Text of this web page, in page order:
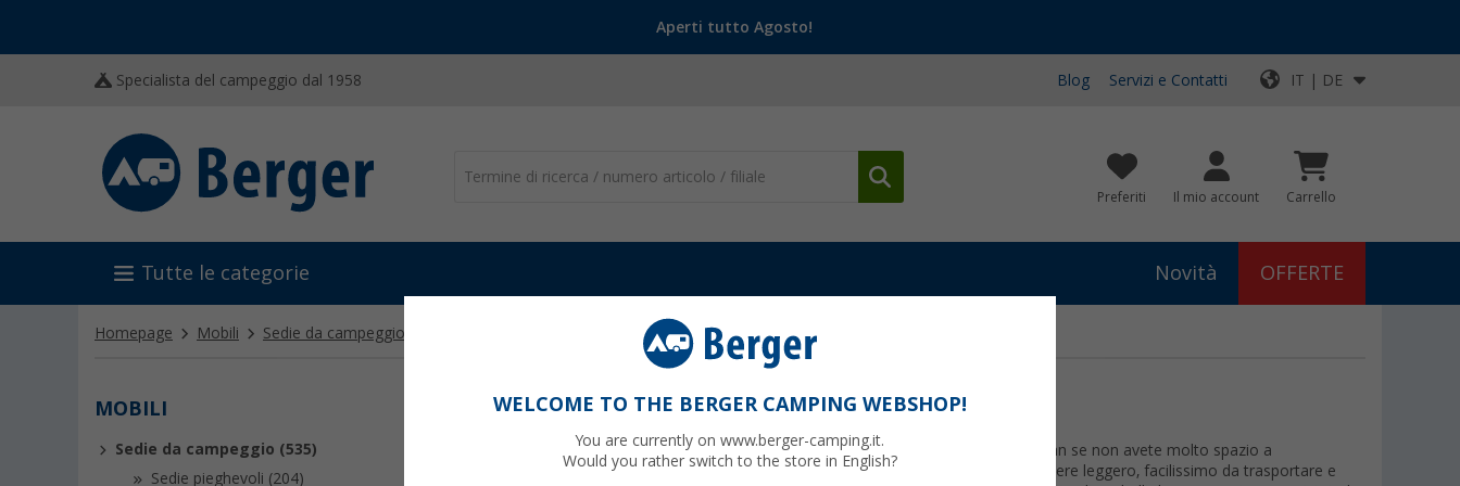
Aperti tutto Agosto!
Specialista del campeggio dal 1958 Blog Servizi e Contatti IT | DE
Preferiti Il mio account Carrello
Tutte le categorie Novità OFFERTE
Homepage Mobili Sedie da campeggio
MOBILI
Sedie da campeggio (535)
Sedie pieghevoli (204)
SGABELLI
sgabello da campeggio è l’ideale per le vostre prossime vacanze in camper e caravan se non avete molto spazio a
disposizione, poiché, essendo unosgabello pieghevolee di dimensioni ridotte, risulta essere leggero, facilissimo da trasportare e
WELCOME TO THE BERGER CAMPING WEBSHOP!
You are currently on www.berger-camping.it.
Would you rather switch to the store in English?